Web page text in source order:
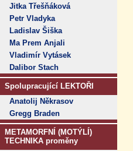
Jitka Třešňáková
Petr Vladyka
Ladislav Šiška
Ma Prem Anjali
Vladimír Vytásek
Dalibor Stach
Spolupracující LEKTOŘI
Anatolij Někrasov
Gregg Braden
METAMORFNÍ (MOTÝLÍ)
TECHNIKA proměny